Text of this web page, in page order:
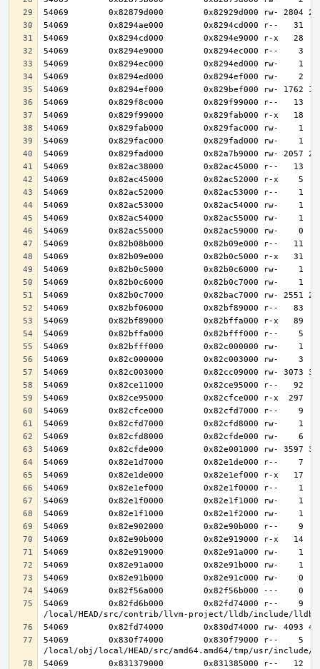
54069        0x82fd6b000        0x82fd74000 r--    9
54069        0x830f74000        0x830f79000 r--    5
54069        0x831379000        0x831385000 r--   12